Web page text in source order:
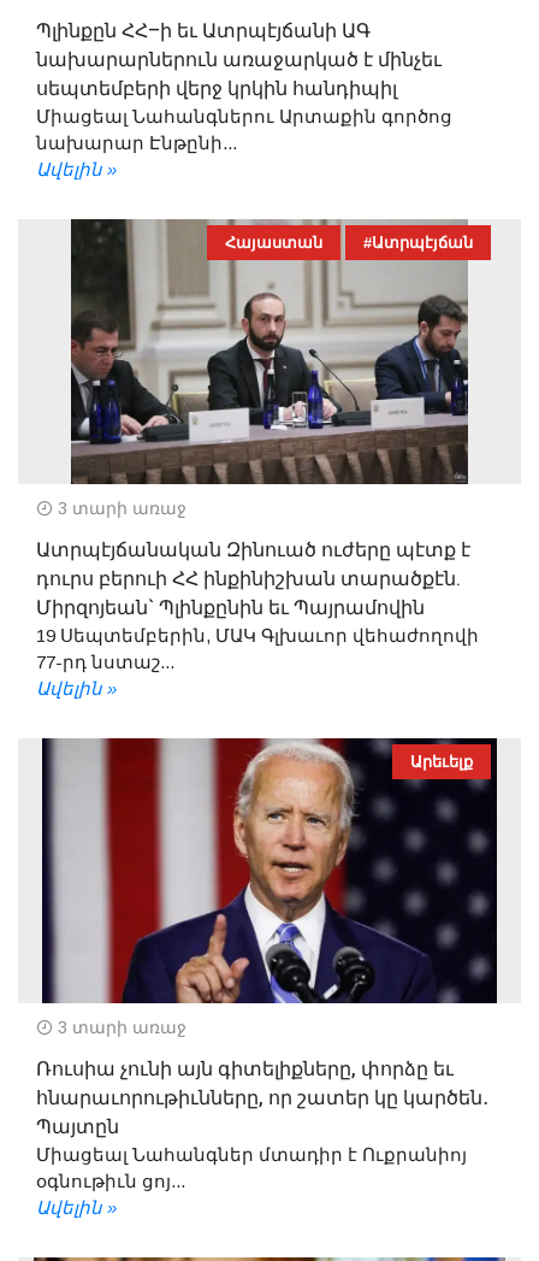
Պլինքըն ՀՀ–ի եւ Ատրպէյճանի ԱԳ
նախարարներուն առաջարկած է մինչեւ
սեպտեմբերի վերջ կրկին հանդիպիլ
Միացեալ Նահանգներու Արտաքին գործոց
նախարար Էնթընի...
Ավելին »
Հայաստան #Ատրպէյճան
3 տարի առաջ
Ատրպէյճանական Զինուած ուժերը պէտք է
դուրս բերուի ՀՀ ինքինիշխան տարածքէն.
Միրզոյեան` Պլինքընին եւ Պայրամովին
19 Սեպտեմբերին, ՄԱԿ Գլխաւոր վեհաժողովի
77-րդ նստաշ...
Ավելին »
Արեւելք
3 տարի առաջ
Ռուսիա չունի այն գիտելիքները, փորձը եւ
հնարաւորութիւնները, որ շատեր կը կարծեն․
Պայտըն
Միացեալ Նահանգներ մտադիր է Ուքրանիոյ
օգնութիւն ցոյ...
Ավելին »